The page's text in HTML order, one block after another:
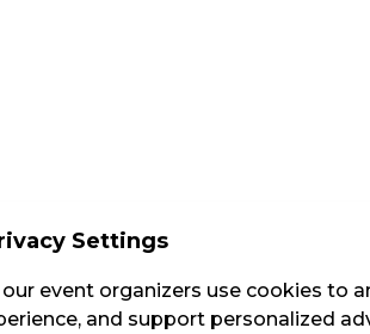
Settings
event organizers use cookies to
and support personalized